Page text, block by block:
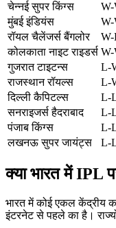
चेन्नई सुपर किंग्स
मुंबई इंडियंस
रॉयल चैलेंजर्स बैंगलोर
कोलकाता नाइट राइडर्स
गुजरात टाइटन्स
L-
राजस्थान रॉयल्स
L-
दिल्ली कैपिटल्स
L-
सनराइजर्स हैदराबाद
L-
पंजाब किंग्स
L-
लखनऊ सुपर जायंट्स
L-
क्या भारत में IPL
भारत में कोई एकल केंद्रीय
इंटरनेट से पहले का है।